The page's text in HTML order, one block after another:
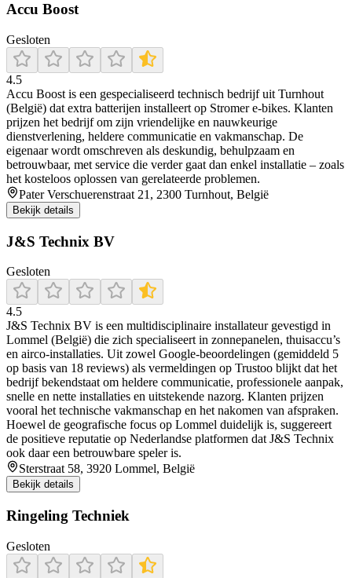
Accu Boost
Gesloten
4.5
Accu Boost is een gespecialiseerd technisch bedrijf uit Turnhout
(België) dat extra batterijen installeert op Stromer e-bikes. Klanten
prijzen het bedrijf om zijn vriendelijke en nauwkeurige
dienstverlening, heldere communicatie en vakmanschap. De
eigenaar wordt omschreven als deskundig, behulpzaam en
betrouwbaar, met service die verder gaat dan enkel installatie – zoals
het kosteloos oplossen van gerelateerde problemen.
Pater Verschuerenstraat 21, 2300 Turnhout, België
Bekijk details
J&S Technix BV
Gesloten
4.5
J&S Technix BV is een multidisciplinaire installateur gevestigd in
Lommel (België) die zich specialiseert in zonnepanelen, thuisaccu’s
en airco-installaties. Uit zowel Google-beoordelingen (gemiddeld 5
op basis van 18 reviews) als vermeldingen op Trustoo blijkt dat het
bedrijf bekendstaat om heldere communicatie, professionele aanpak,
snelle en nette installaties en uitstekende nazorg. Klanten prijzen
vooral het technische vakmanschap en het nakomen van afspraken.
Hoewel de geografische focus op Lommel duidelijk is, suggereert
de positieve reputatie op Nederlandse platformen dat J&S Technix
ook daar een betrouwbare speler is.
Sterstraat 58, 3920 Lommel, België
Bekijk details
Ringeling Techniek
Gesloten